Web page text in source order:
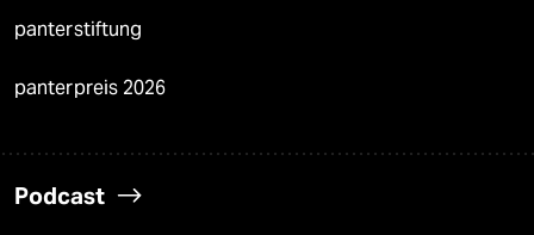
panterstiftung
panterpreis 2026
Podcast